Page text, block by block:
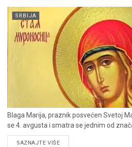
SRBIJA
Blaga Marija, praznik posvećen Svetoj
se 4. avgusta i smatra se jednim od
SAZNAJTE VIŠEDETAILS